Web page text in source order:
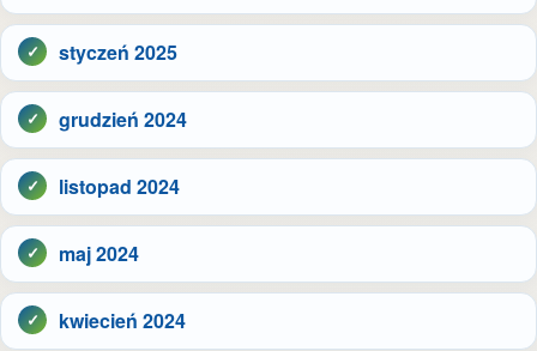
styczeń 2025
grudzień 2024
listopad 2024
maj 2024
kwiecień 2024